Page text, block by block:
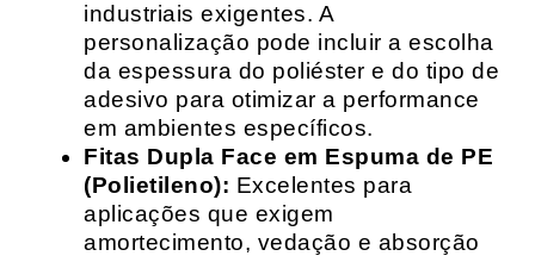
industriais exigentes. A
personalização pode incluir a escolha
da espessura do poliéster e do tipo de
adesivo para otimizar a performance
em ambientes específicos.
Fitas Dupla Face em Espuma de PE
(Polietileno): Excelentes para
aplicações que exigem
amortecimento, vedação e absorção